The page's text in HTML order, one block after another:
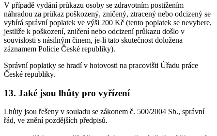
V případě vydání průkazu osoby se zdravotním postižením
náhradou za průkaz poškozený, zničený, ztracený nebo odcizený se
vybírá správní poplatek ve výši 200 Kč (tento poplatek se nevybere,
jestliže k poškození, zničení nebo odcizení průkazu došlo v
souvislosti s násilným činem, je-li tato skutečnost doložena
záznamem Policie České republiky).
Správní poplatky se hradí v hotovosti na pracovišti Úřadu práce
České republiky.
13. Jaké jsou lhůty pro vyřízení
Lhůty jsou řešeny v souladu se zákonem č. 500/2004 Sb., správní
řád, ve znění pozdějších předpisů.